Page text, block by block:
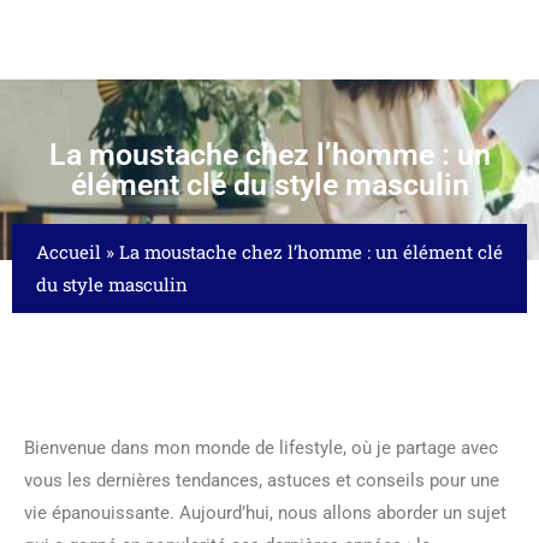
La moustache chez l’homme : un
élément clé du style masculin
Accueil » La moustache chez l’homme : un élément clé
du style masculin
Bienvenue dans mon monde de lifestyle, où je partage avec
vous les dernières tendances, astuces et conseils pour une
vie épanouissante. Aujourd’hui, nous allons aborder un sujet